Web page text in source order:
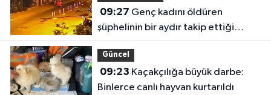
09:27
şüphelinin bir aydır takip ettiği
belirlendi
Güncel
09:23
Binlerce canlı hayvan kurtarıldı